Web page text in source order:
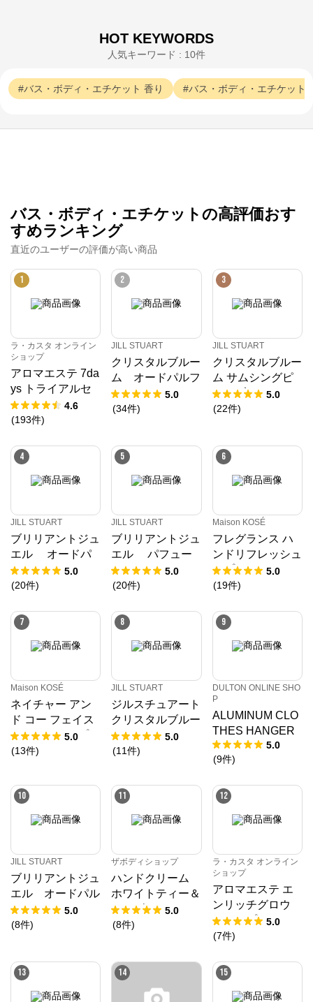
HOT KEYWORDS
人気キーワード : 10件
バス・ボディ・エチケット 香り バス・ボディ・エチケット
バス・ボディ・エチケットの高評価おす
すめランキング
直近のユーザーの評価が高い商品
1
ラ・カスタ オンライン
ショップ
アロマエステ 7da
ys トライアルセ
ット 11
4.6
(193件)
2
JILL STUART
クリスタルブルー
ム オードパルフ
ァン ドレスドエ
ディション
5.0
(34件)
3
JILL STUART
クリスタルブルー
ム サムシングピ
ュアブルー パフ
ュームド ハンド
5.0
(22件)
4
JILL STUART
ブリリアントジュ
エル オードパ
ルファン ロー
ラーボール
5.0
(20件)
5
JILL STUART
ブリリアントジュ
エル パフュー
ムド ハンドクリ
ーム
5.0
(20件)
6
Maison KOSÉ
フレグランス ハ
ンドリフレッシュ
スプレー
5.0
(19件)
7
Maison KOSÉ
ネイチャー アン
ド コー フェイス
＆ハンドソープ
＜2L つめかえ用
き）
5.0
(13件)
8
JILL STUART
ジルスチュアート
クリスタルブルー
ム スノー オード
パルファン
5.0
(11件)
9
DULTON ONLINE SHO
P
ALUMINUM CLO
THES HANGER
5.0
(9件)
10
JILL STUART
ブリリアントジュ
エル オードパル
ファン
5.0
(8件)
11
ザボディショップ
ハンドクリーム
ホワイトティー＆
エルダーフラワー
5.0
(8件)
12
ラ・カスタ オンライン
ショップ
アロマエステ エ
ンリッチグロウ
ディープマスク
デビューセット
5.0
(7件)
13 14 15
JILL STUART
※外部サイトが開きます